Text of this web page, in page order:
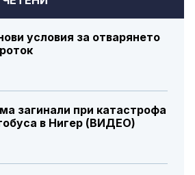
условия за отварянето
загинали при катастрофа
в Нигер (ВИДЕО)